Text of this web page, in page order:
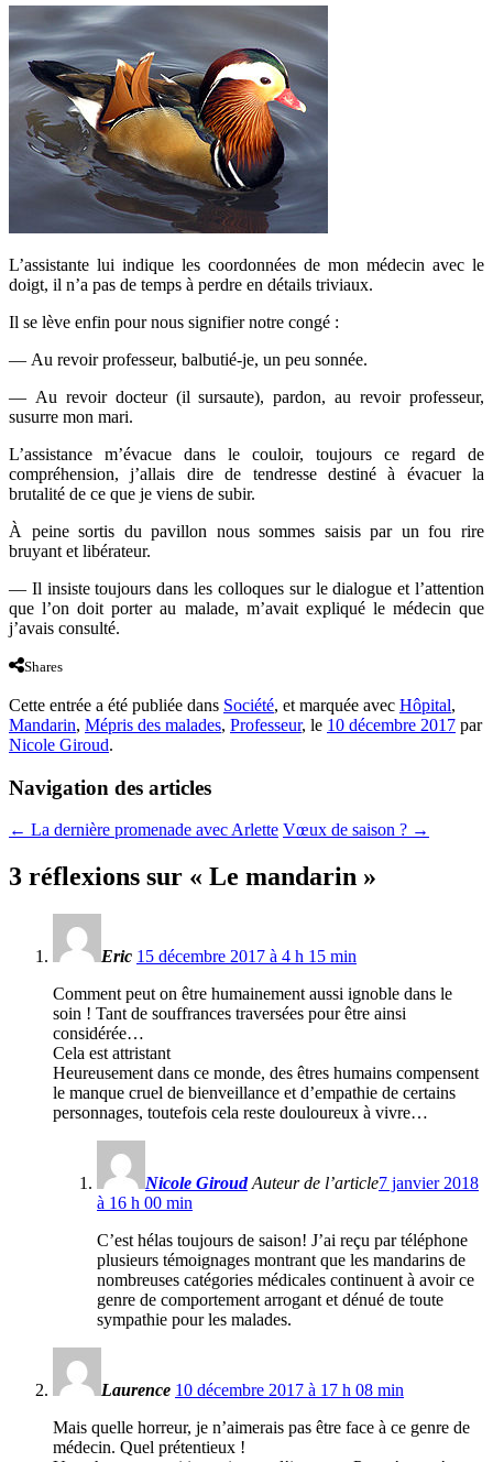
L’assistante lui indique les coordonnées de mon médecin avec le
doigt, il n’a pas de temps à perdre en détails triviaux.
Il se lève enfin pour nous signifier notre congé :
— Au revoir professeur, balbutié-je, un peu sonnée.
— Au revoir docteur (il sursaute), pardon, au revoir professeur,
susurre mon mari.
L’assistance m’évacue dans le couloir, toujours ce regard de
compréhension, j’allais dire de tendresse destiné à évacuer la
brutalité de ce que je viens de subir.
À peine sortis du pavillon nous sommes saisis par un fou rire
bruyant et libérateur.
— Il insiste toujours dans les colloques sur le dialogue et l’attention
que l’on doit porter au malade, m’avait expliqué le médecin que
j’avais consulté.
Shares
Cette entrée a été publiée dans Société, et marquée avec Hôpital,
Mandarin, Mépris des malades, Professeur, le 10 décembre 2017 par
Nicole Giroud.
Navigation des articles
← La dernière promenade avec Arlette Vœux de saison ? →
3 réflexions sur « Le mandarin »
Eric 15 décembre 2017 à 4 h 15 min
Comment peut on être humainement aussi ignoble dans le
soin ! Tant de souffrances traversées pour être ainsi
considérée…
Cela est attristant
Heureusement dans ce monde, des êtres humains compensent
le manque cruel de bienveillance et d’empathie de certains
personnages, toutefois cela reste douloureux à vivre…
Nicole Giroud Auteur de l’article7 janvier 2018
à 16 h 00 min
C’est hélas toujours de saison! J’ai reçu par téléphone
plusieurs témoignages montrant que les mandarins de
nombreuses catégories médicales continuent à avoir ce
genre de comportement arrogant et dénué de toute
sympathie pour les malades.
Laurence 10 décembre 2017 à 17 h 08 min
Mais quelle horreur, je n’aimerais pas être face à ce genre de
médecin. Quel prétentieux !